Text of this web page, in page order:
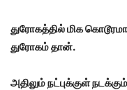
துரோகத்தில் மிக
துரோகம் தான்.
அதிலும் நட்புக்குள்